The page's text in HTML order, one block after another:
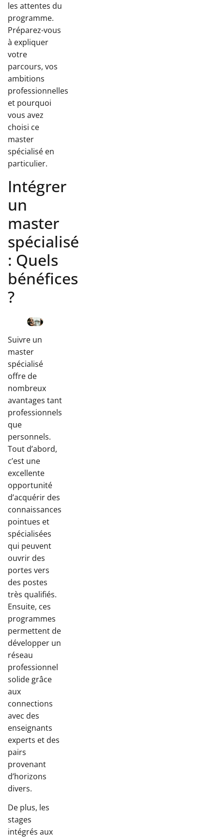
les attentes du
programme.
Préparez-vous
à expliquer
votre
parcours, vos
ambitions
professionnelles
et pourquoi
vous avez
choisi ce
master
spécialisé en
particulier.
Intégrer
un
master
spécialisé
: Quels
bénéfices
?
Suivre un
master
spécialisé
offre de
nombreux
avantages tant
professionnels
que
personnels.
Tout d’abord,
c’est une
excellente
opportunité
d’acquérir des
connaissances
pointues et
spécialisées
qui peuvent
ouvrir des
portes vers
des postes
très qualifiés.
Ensuite, ces
programmes
permettent de
développer un
réseau
professionnel
solide grâce
aux
connections
avec des
enseignants
experts et des
pairs
provenant
d’horizons
divers.
De plus, les
stages
intégrés aux